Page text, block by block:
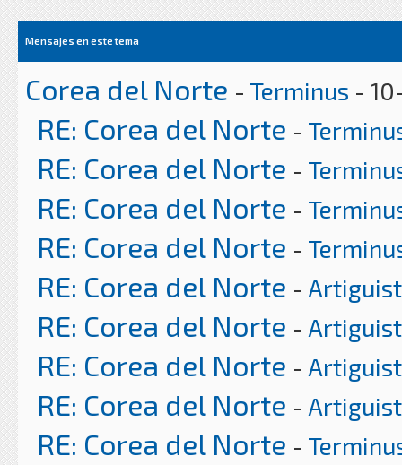
Mensajes en este tema
Corea del Norte - Terminus -
RE: Corea del Norte -
RE: Corea del Norte -
RE: Corea del Norte -
RE: Corea del Norte -
RE: Corea del Norte -
RE: Corea del Norte -
RE: Corea del Norte -
RE: Corea del Norte -
RE: Corea del Norte -